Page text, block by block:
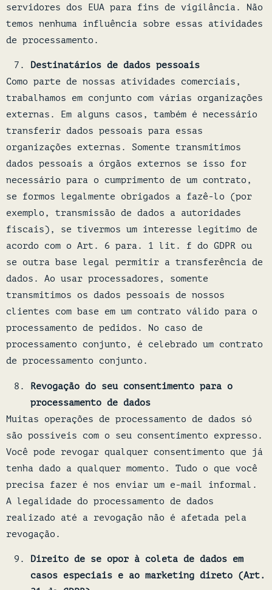
servidores dos EUA para fins de vigilância. Não
temos nenhuma influência sobre essas atividades
de processamento.
Destinatários de dados pessoais
Como parte de nossas atividades comerciais,
trabalhamos em conjunto com várias organizações
externas. Em alguns casos, também é necessário
transferir dados pessoais para essas
organizações externas. Somente transmitimos
dados pessoais a órgãos externos se isso for
necessário para o cumprimento de um contrato,
se formos legalmente obrigados a fazê-lo (por
exemplo, transmissão de dados a autoridades
fiscais), se tivermos um interesse legítimo de
acordo com o Art. 6 para. 1 lit. f do GDPR ou
se outra base legal permitir a transferência de
dados. Ao usar processadores, somente
transmitimos os dados pessoais de nossos
clientes com base em um contrato válido para o
processamento de pedidos. No caso de
processamento conjunto, é celebrado um contrato
de processamento conjunto.
Revogação do seu consentimento para o
processamento de dados
Muitas operações de processamento de dados só
são possíveis com o seu consentimento expresso.
Você pode revogar qualquer consentimento que já
tenha dado a qualquer momento. Tudo o que você
precisa fazer é nos enviar um e-mail informal.
A legalidade do processamento de dados
realizado até a revogação não é afetada pela
revogação.
Direito de se opor à coleta de dados em
casos especiais e ao marketing direto (Art.